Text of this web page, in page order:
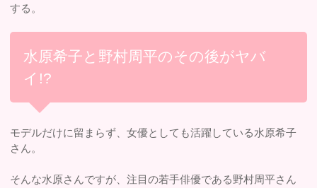
する。
水原希子と野村周平のその後がヤバ
イ!?
モデルだけに留まらず、女優としても活躍している水原希子
さん。
そんな水原さんですが、注目の若手俳優である野村周平さん